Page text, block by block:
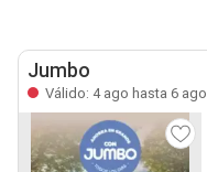
Jumbo
Válido: 4 ago hasta 6 ago